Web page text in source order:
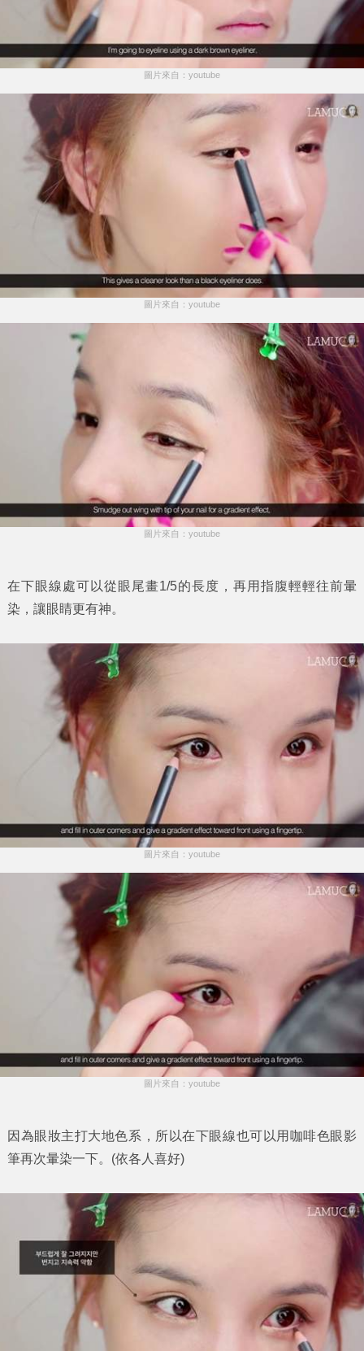
圖片來自：youtube
圖片來自：youtube
圖片來自：youtube
在下眼線處可以從眼尾畫1/5的長度，再用指腹輕輕往前暈
染，讓眼睛更有神。
圖片來自：youtube
圖片來自：youtube
因為眼妝主打大地色系，所以在下眼線也可以用咖啡色眼影
筆再次暈染一下。(依各人喜好)